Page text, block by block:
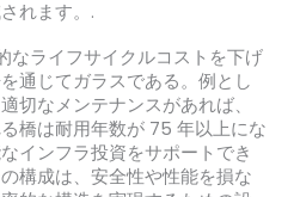
れます。.
なライフサイクルコストを下げ
通じてガラスである。例とし
切なメンテナンスがあれば、
橋は耐用年数が 75 年以上にな
インフラ投資をサポートでき
構成は、安全性や性能を損な